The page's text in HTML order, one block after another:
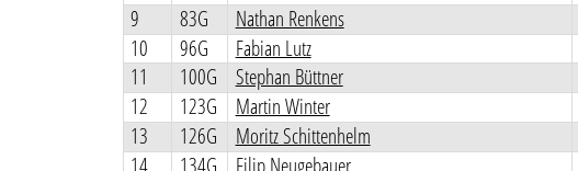
9
83G Nathan Renkens
10
96G Fabian Lutz
11
100G Stephan Büttner
12
123G Martin Winter
13
126G Moritz Schittenhelm